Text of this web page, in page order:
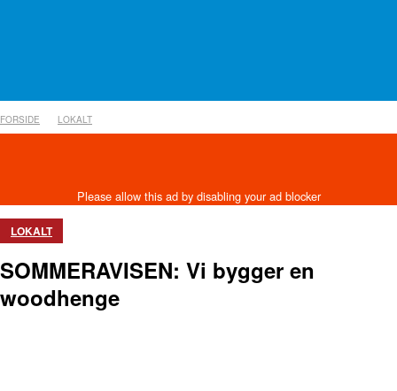
FORSIDE LOKALT
LOKALT
SOMMERAVISEN: Vi bygger en
woodhenge